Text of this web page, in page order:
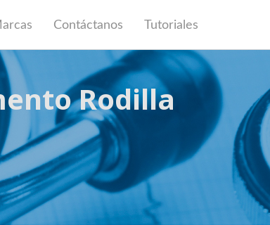
Contáctanos Tutoriales
Rodilla